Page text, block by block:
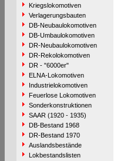
Kriegslokomotiven
Verlagerungsbauten
DB-Neubaulokomotiven
DB-Umbaulokomotiven
DR-Neubaulokomotiven
DR-Rekolokomotiven
DR - "6000er"
ELNA-Lokomotiven
Industrielokomotiven
Feuerlose Lokomotiven
Sonderkonstruktionen
SAAR (1920 - 1935)
DB-Bestand 1968
DR-Bestand 1970
Auslandsbestände
Lokbestandslisten